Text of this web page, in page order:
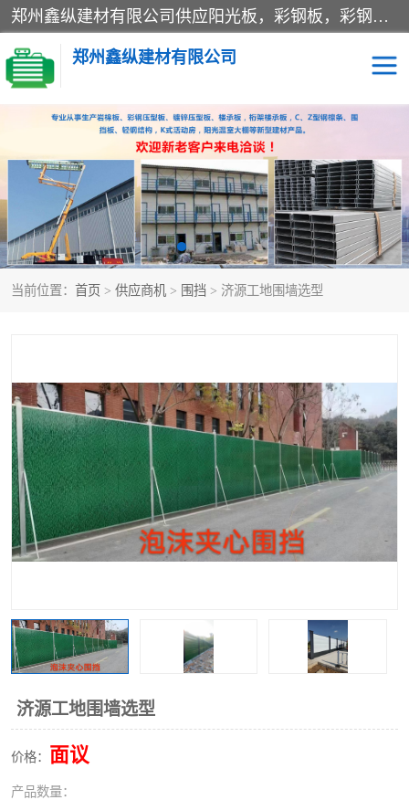
郑州鑫纵建材有限公司供应阳光板，彩钢板，彩钢钢构工程是一家集生产销售租赁安装于一体的企业，主要生产PC采光板，耐力板，仿古琉璃采光板，岩棉板、彩钢压型板、镀锌压型板、桁架楼承板，C、Z型钢檩条、围挡板、轻钢结构，阳光温室大棚等新型建材产品。公司旗下有多台移动式高空压瓦机租赁，承接全国各地业务，专业对外租赁各种型号压瓦机。
郑州鑫纵建材有限公司
当前位置： 首页 > 供应商机 > 围挡 > 济源工地围墙选型
济源工地围墙选型
价格： 面议
产品数量：
高空瓦机租赁 ASA合成树脂仿古瓦
CZ型钢 FRP采光板
PC多层板 PC耐力板
建筑围挡 楼层板
岩棉板 钢结构配件
围挡 彩钢板
生产加工单板复合围挡 市
政围挡